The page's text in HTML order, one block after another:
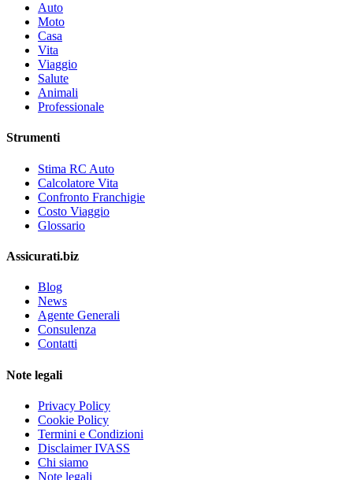
Auto
Moto
Casa
Vita
Viaggio
Salute
Animali
Professionale
Strumenti
Stima RC Auto
Calcolatore Vita
Confronto Franchigie
Costo Viaggio
Glossario
Assicurati.biz
Blog
News
Agente Generali
Consulenza
Contatti
Note legali
Privacy Policy
Cookie Policy
Termini e Condizioni
Disclaimer IVASS
Chi siamo
Note legali